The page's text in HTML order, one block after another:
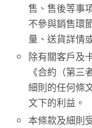
售、售後等事
不參與銷售環
量、送貨詳情
除有關客戶及
《合約（第三
細則的任何條
文下的利益。
本條款及細則